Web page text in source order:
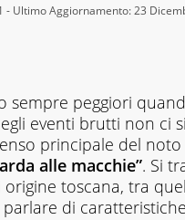
- Ultimo Aggiornamento: 23
sempre peggiori
eventi brutti non ci
principale del noto
alle macchie”. Si
toscana, tra
di